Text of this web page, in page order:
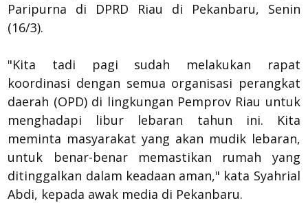
Paripurna di DPRD Riau di Pekanbaru, Senin
(16/3).
"Kita tadi pagi sudah melakukan rapat
koordinasi dengan semua organisasi perangkat
daerah (OPD) di lingkungan Pemprov Riau untuk
menghadapi libur lebaran tahun ini. Kita
meminta masyarakat yang akan mudik lebaran,
untuk benar-benar memastikan rumah yang
ditinggalkan dalam keadaan aman," kata Syahrial
Abdi, kepada awak media di Pekanbaru.